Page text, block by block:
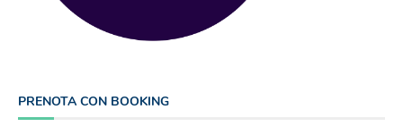
PRENOTA CON BOOKING